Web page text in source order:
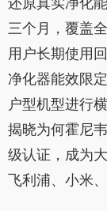
还原真实净化
三个月，覆盖
用户长期使用
净化器能效限
户型机型进行
揭晓为何霍尼
级认证，成为
飞利浦、小米